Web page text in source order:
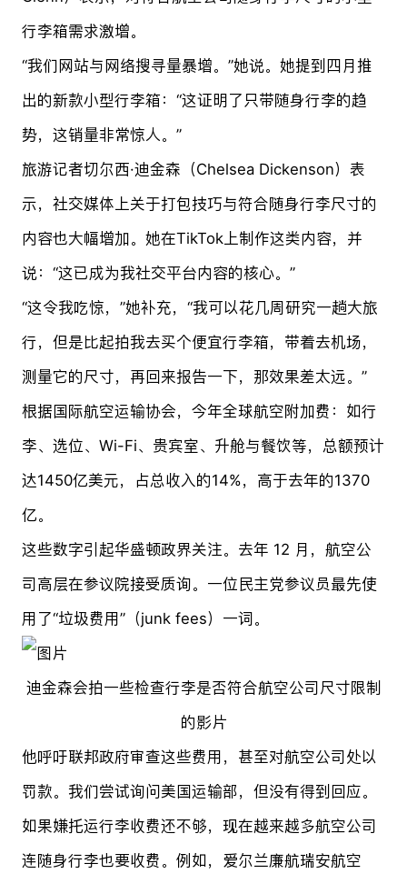
行李箱需求激增。
“我们网站与网络搜寻量暴增。”她说。她提到四月推
出的新款小型行李箱：“这证明了只带随身行李的趋
势，这销量非常惊人。”
旅游记者切尔西·迪金森（Chelsea Dickenson）表
示，社交媒体上关于打包技巧与符合随身行李尺寸的
内容也大幅增加。她在TikTok上制作这类内容，并
说：“这已成为我社交平台内容的核心。”
“这令我吃惊，”她补充，“我可以花几周研究一趟大旅
行，但是比起拍我去买个便宜行李箱，带着去机场，
测量它的尺寸，再回来报告一下，那效果差太远。”
根据国际航空运输协会，今年全球航空附加费：如行
李、选位、Wi-Fi、贵宾室、升舱与餐饮等，总额预计
达1450亿美元，占总收入的14%，高于去年的1370
亿。
这些数字引起华盛顿政界关注。去年 12 月，航空公
司高层在参议院接受质询。一位民主党参议员最先使
用了“垃圾费用”（junk fees）一词。
迪金森会拍一些检查行李是否符合航空公司尺寸限制
的影片
他呼吁联邦政府审查这些费用，甚至对航空公司处以
罚款。我们尝试询问美国运输部，但没有得到回应。
如果嫌托运行李收费还不够，现在越来越多航空公司
连随身行李也要收费。例如，爱尔兰廉航瑞安航空